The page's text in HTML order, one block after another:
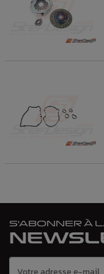
S'ABONNER À